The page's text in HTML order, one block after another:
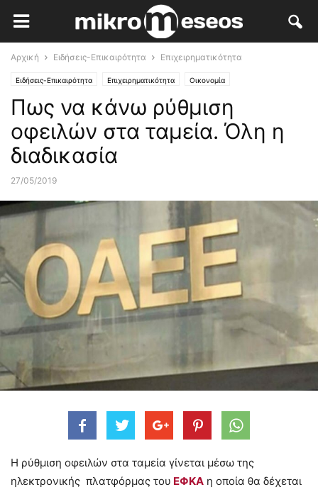
Αρχική Ειδήσεις-Επικαιρότητα Επιχειρηματικότητα
Ειδήσεις-Επικαιρότητα Επιχειρηματικότητα Οικονομία
Ανάπτυξη & Ανταγωνιστικότητα Κλάδοι Αιχμής
Πως να κάνω ρύθμιση
οφειλών στα ταμεία. Όλη η
διαδικασία
27/05/2019
Η ρύθμιση οφειλών στα ταμεία γίνεται μέσω της
ηλεκτρονικής πλατφόρμας του ΕΦΚΑ η οποία θα δέχεται